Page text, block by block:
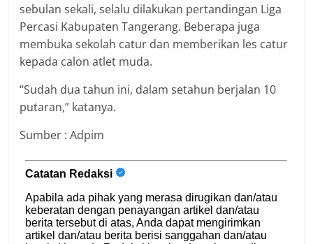
sebulan sekali, selalu dilakukan pertandingan Liga
Percasi Kabupaten Tangerang. Beberapa juga
membuka sekolah catur dan memberikan les catur
kepada calon atlet muda.
“Sudah dua tahun ini, dalam setahun berjalan 10
putaran,” katanya.
Sumber : Adpim